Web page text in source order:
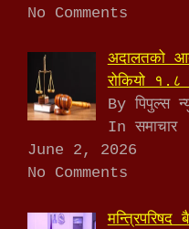
No Comments
अदालतको
रोकियो १.८
By पिपुल्स
In समाचार
June 2, 2026
No Comments
मन्त्रिपरिषद